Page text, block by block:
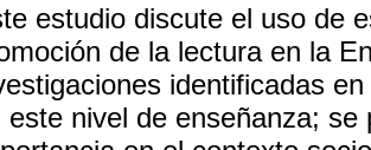
estudio discute el uso de
de la lectura en la
identificadas
este nivel de enseñanza;